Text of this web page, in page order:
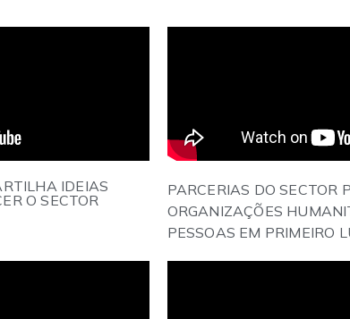
IDEIAS
O SECTOR
PARCERIAS DO SECTOR
ORGANIZAÇÕES
PESSOAS EM PRIMEIRO